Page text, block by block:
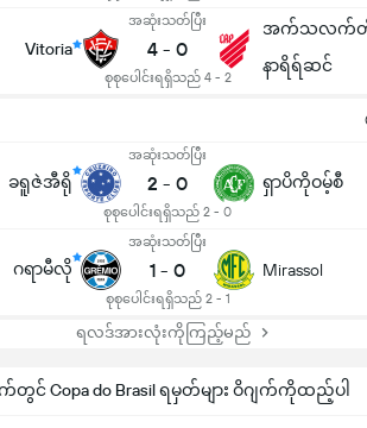
Vitoria
အဆုံးသတ်ပြီး
4 - 0
စုစုပေါင်းရရှိသည် 4 - 2
အက်သလက်တီ
နာရိရ်ဆင်
ခရူဇဲအီရို
အဆုံးသတ်ပြီး
2 - 0
စုစုပေါင်းရရှိသည် 2 - 0
ရှာပိကိုဝမ့်စီ
ဂရာမီလို
အဆုံးသတ်ပြီး
1 - 0
စုစုပေါင်းရရှိသည် 2 - 1
Mirassol
ရလဒ်အားလုံးကိုကြည့်မည်
Copa do Brasil ရမှတ်များ ဝိဂျက်ကိုထည့်ပါ